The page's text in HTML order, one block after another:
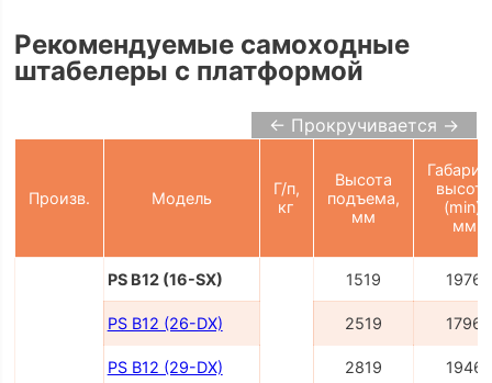
Рекомендуемые самоходные
штабелеры с платформой
← Прокручивается →
Произв. Модель
Г/п,
кг
Высота
подъема,
мм
высота
(min),
мм
PS B12 (16-SX) 1519 1976
PS B12 (26-DX) 2519 1796
PS B12 (29-DX) 2819 1946